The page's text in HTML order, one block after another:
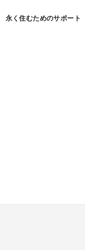
永く住むためのサポート